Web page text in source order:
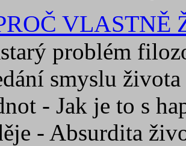
VLASTNĚ
problém
smyslu
- Jak je to s
- Absurdita